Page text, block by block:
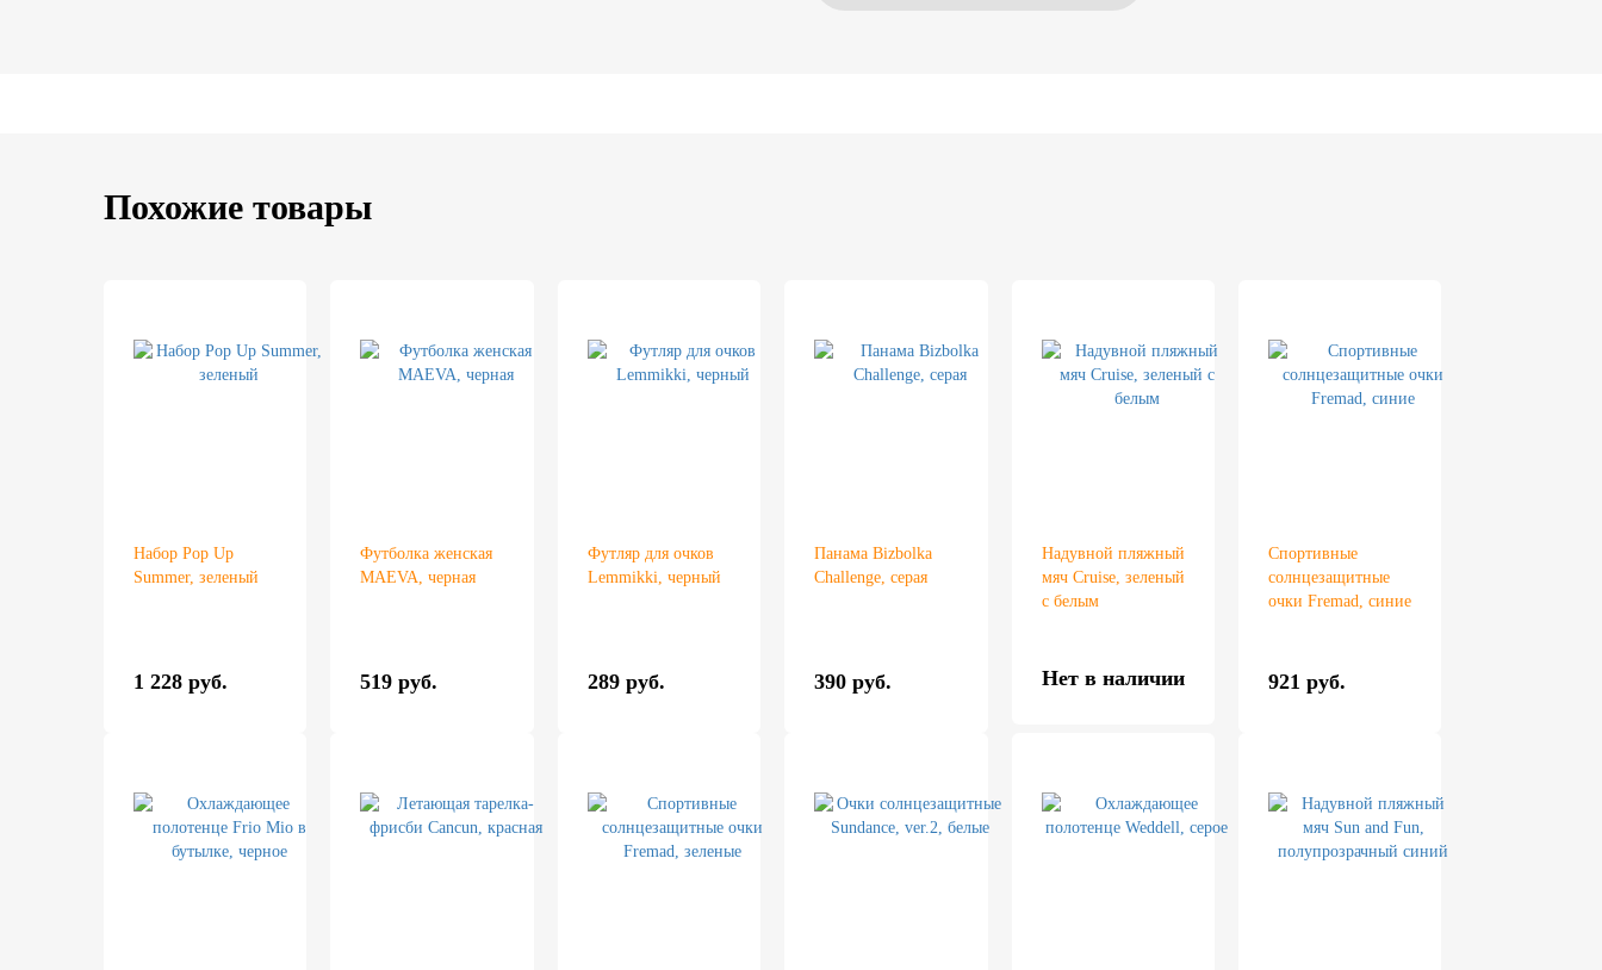
Похожие товары
Набор Pop Up
Summer, зеленый
1 228 руб.
Футболка женская
MAEVA, черная
519 руб.
Футляр для очков
Lemmikki, черный
289 руб.
Панама Bizbolka
Challenge, серая
390 руб.
Надувной пляжный
мяч Cruise, зеленый
с белым
Нет в наличии
Спортивные
солнцезащитные
очки Fremad, синие
921 руб.